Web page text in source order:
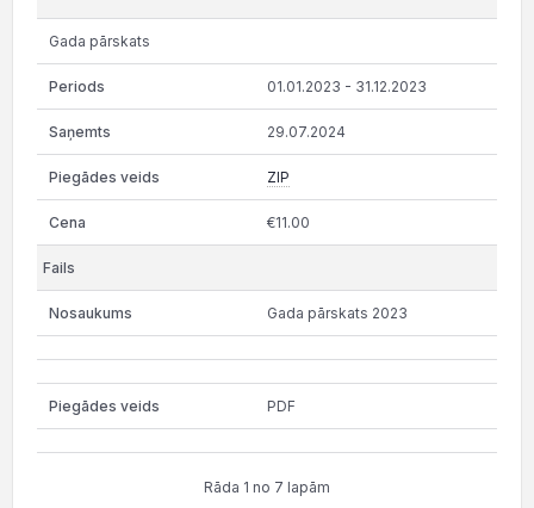
Gada pārskats
01.01.2023 - 31.12.2023
29.07.2024
ZIP
€11.00
Gada pārskats 2023
PDF
Rāda 1 no 7 lapām